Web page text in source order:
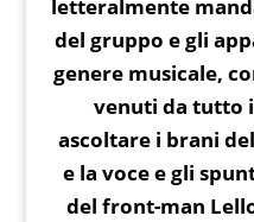
o
o
k
A
p
p
er Li
n
k
letteralmente
del gruppo e gli
genere musicale,
venuti da tutto
ascoltare i brani
e la voce e gli
del front-man